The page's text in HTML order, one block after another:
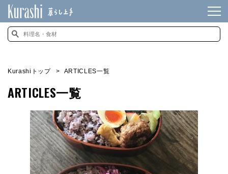
Kurashiトップ ARTICLES一覧
ARTICLES一覧